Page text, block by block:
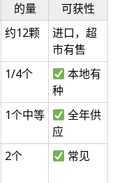
的量
可获性
约12颗
进口，超
市有售
1/4个
本地有
种
1个中等
全年供
应
2个 常见